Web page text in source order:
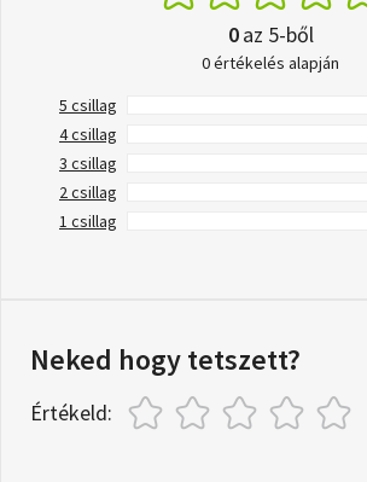
0az 5-ből
0 értékelés alapján
5 csillag
4 csillag
3 csillag
2 csillag
1 csillag
Neked hogy tetszett?
Értékeld: